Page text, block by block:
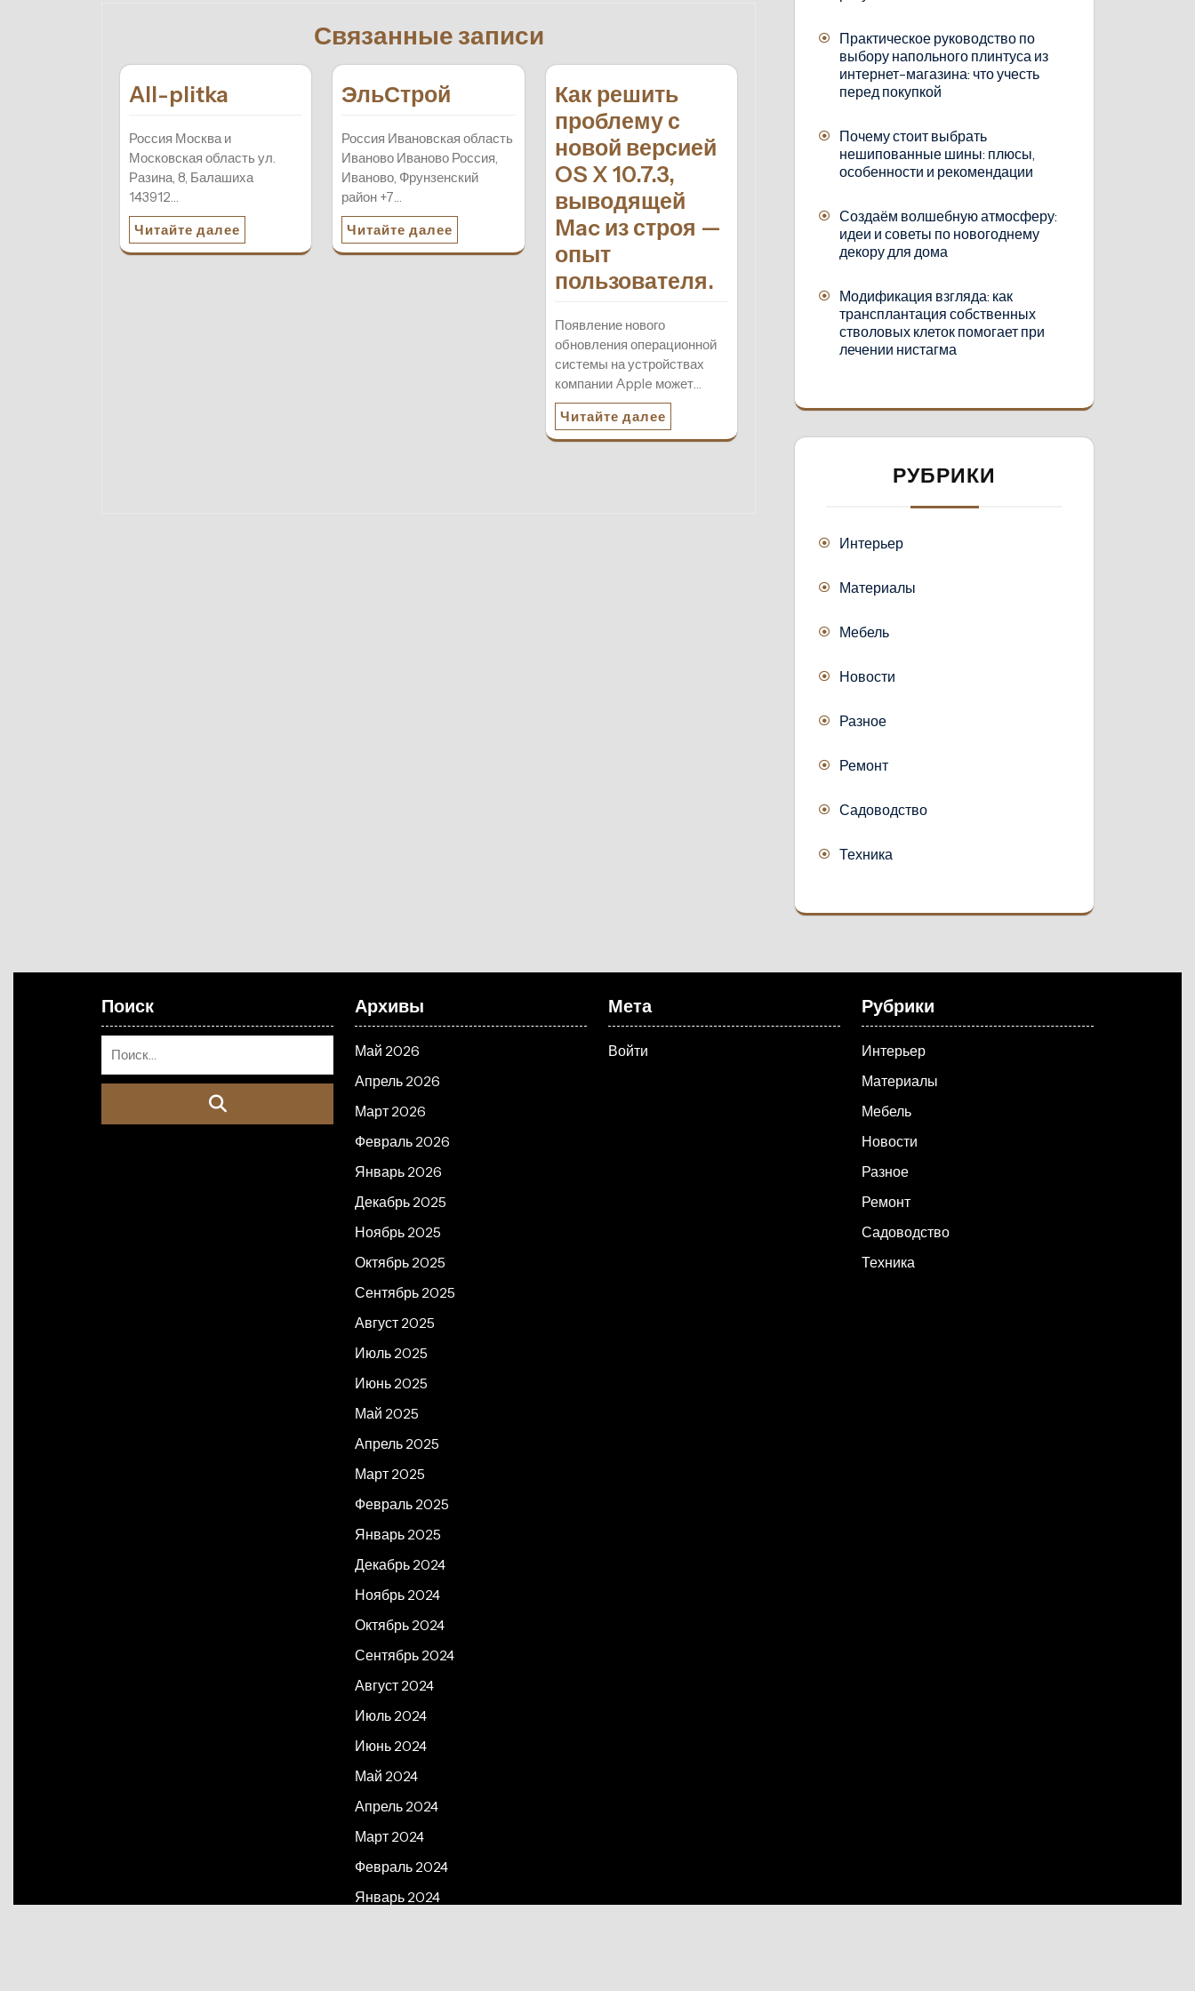
Связанные записи
All-plitka
Россия Москва и
Московская область ул.
Разина, 8, Балашиха
143912…
Читайте далее
ЭльСтрой
Россия Ивановская область
Иваново Иваново Россия,
Иваново, Фрунзенский
район +7…
Читайте далее
Как решить
проблему с
новой версией
OS X 10.7.3,
выводящей
Mac из строя —
опыт
пользователя.
Появление нового
обновления операционной
системы на устройствах
компании Apple может…
Читайте далее
Практическое руководство по
выбору напольного плинтуса из
интернет-магазина: что учесть
перед покупкой
Почему стоит выбрать
нешипованные шины: плюсы,
особенности и рекомендации
Создаём волшебную атмосферу:
идеи и советы по новогоднему
декору для дома
Модификация взгляда: как
трансплантация собственных
стволовых клеток помогает при
лечении нистагма
РУБРИКИ
Интерьер
Материалы
Мебель
Новости
Разное
Ремонт
Садоводство
Техника
Поиск Архивы
Май 2026
Апрель 2026
Март 2026
Февраль 2026
Январь 2026
Декабрь 2025
Ноябрь 2025
Октябрь 2025
Сентябрь 2025
Август 2025
Июль 2025
Июнь 2025
Май 2025
Апрель 2025
Март 2025
Февраль 2025
Январь 2025
Декабрь 2024
Ноябрь 2024
Октябрь 2024
Сентябрь 2024
Август 2024
Июль 2024
Июнь 2024
Май 2024
Апрель 2024
Март 2024
Февраль 2024
Январь 2024
Мета
Войти
Рубрики
Интерьер
Материалы
Мебель
Новости
Разное
Ремонт
Садоводство
Техника